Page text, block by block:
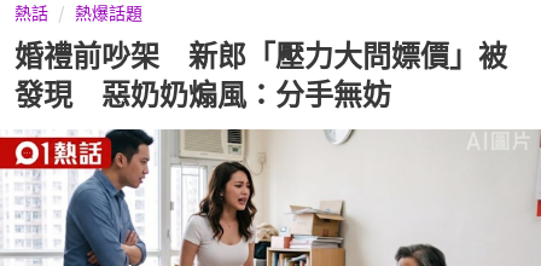
熱話 熱爆話題
婚禮前吵架 新郎「壓力大問嫖價」被
發現 惡奶奶煽風：分手無妨